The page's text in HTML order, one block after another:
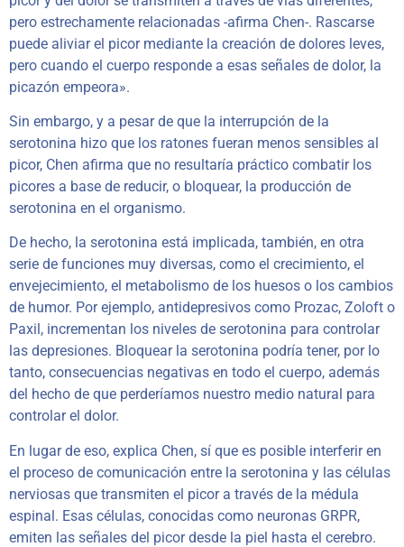
pero estrechamente relacionadas -afirma Chen-. Rascarse
puede aliviar el picor mediante la creación de dolores leves,
pero cuando el cuerpo responde a esas señales de dolor, la
picazón empeora».
Sin embargo, y a pesar de que la interrupción de la
serotonina hizo que los ratones fueran menos sensibles al
picor, Chen afirma que no resultaría práctico combatir los
picores a base de reducir, o bloquear, la producción de
serotonina en el organismo.
De hecho, la serotonina está implicada, también, en otra
serie de funciones muy diversas, como el crecimiento, el
envejecimiento, el metabolismo de los huesos o los cambios
de humor. Por ejemplo, antidepresivos como Prozac, Zoloft o
Paxil, incrementan los niveles de serotonina para controlar
las depresiones. Bloquear la serotonina podría tener, por lo
tanto, consecuencias negativas en todo el cuerpo, además
del hecho de que perderíamos nuestro medio natural para
controlar el dolor.
En lugar de eso, explica Chen, sí que es posible interferir en
el proceso de comunicación entre la serotonina y las células
nerviosas que transmiten el picor a través de la médula
espinal. Esas células, conocidas como neuronas GRPR,
emiten las señales del picor desde la piel hasta el cerebro.